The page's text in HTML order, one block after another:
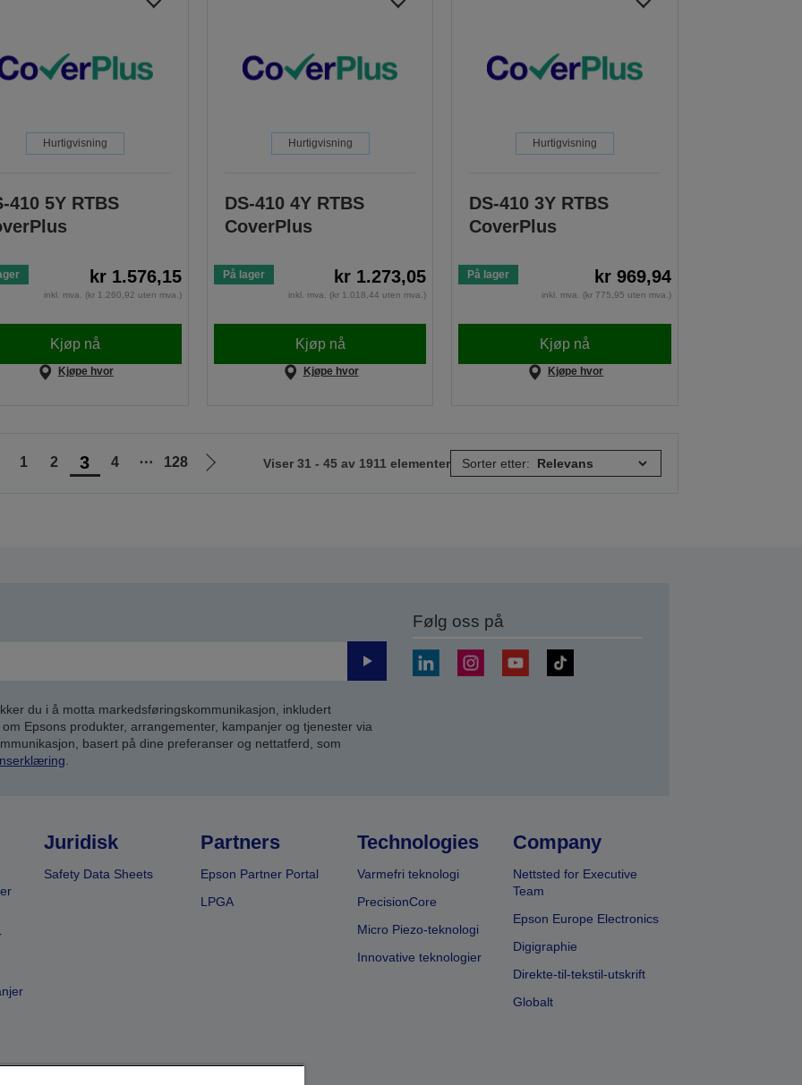
Hurtigvisning
410 5Y RTBS
kr 1.576,15
inkl. mva. (kr 1.260,92 uten mva.)
Kjøp nå
Kjøpe hvor
Hurtigvisning
DS-410 4Y RTBS
CoverPlus
På lager kr 1.273,05
inkl. mva. (kr 1.018,44 uten mva.)
Kjøp nå
Kjøpe hvor
Hurtigvisning
DS-410 3Y RTBS
CoverPlus
På lager kr 969,94
inkl. mva. (kr 775,95 uten mva.)
Kjøp nå
Kjøpe hvor
1 2 3 4 ⋯ 128
Gå
Viser 31 - 45 av 1911 elementer Sorter etter:
Send
du i å motta markedsføringskommunikasjon, inkludert
Epsons produkter, arrangementer, kampanjer og tjenester via
basert på dine preferanser og nettatferd, som
.
Følg oss på
Juridisk
Safety Data Sheets
Partners
Epson Partner Portal
LPGA
Technologies
Varmefri teknologi
PrecisionCore
Micro Piezo-teknologi
Innovative teknologier
Company
Nettsted for Executive
Team
Epson Europe Electronics
Digigraphie
Direkte-til-tekstil-utskrift
Globalt